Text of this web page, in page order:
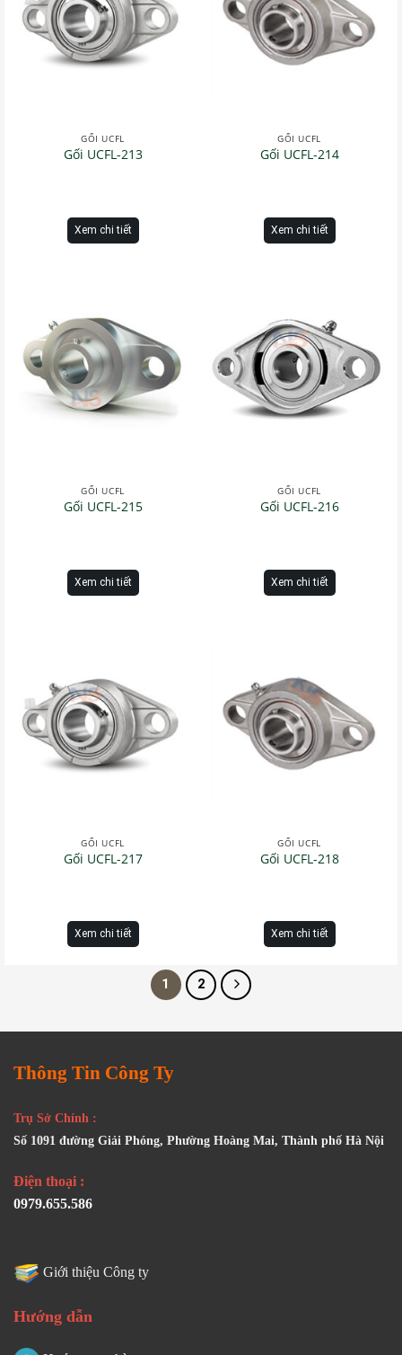
GỐI UCFL
Gối UCFL-213
Xem chi tiết
GỐI UCFL
Gối UCFL-214
Xem chi tiết
GỐI UCFL
Gối UCFL-215
Xem chi tiết
GỐI UCFL
Gối UCFL-216
Xem chi tiết
GỐI UCFL
Gối UCFL-217
Xem chi tiết
GỐI UCFL
Gối UCFL-218
Xem chi tiết
1 2
Thông Tin Công Ty
Trụ Sở Chính :
Số 1091 đường Giải Phóng, Phường Hoàng Mai, Thành phố Hà Nội
Điện thoại :
0979.655.586
Giới thiệu Công ty
Hướng dẫn